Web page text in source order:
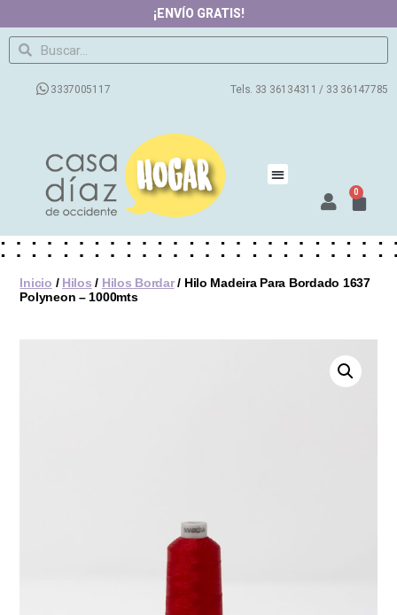
¡ENVÍO GRATIS!
3337005117 Tels. 33 36134311 / 33 36147785
0
Inicio / Hilos / Hilos Bordar/ Hilo Madeira Para Bordado 1637
Polyneon – 1000mts